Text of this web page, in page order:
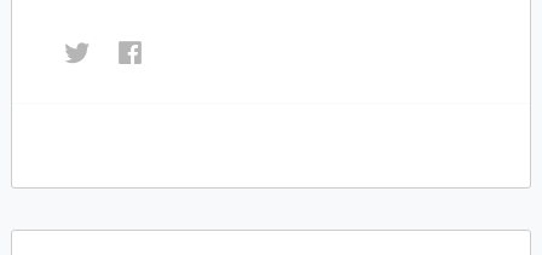
Haz
clic
Twitter
abre
Facebook
abre